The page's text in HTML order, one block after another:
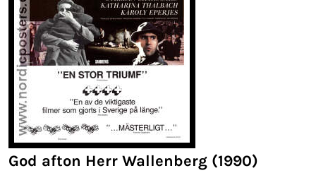
God afton Herr Wallenberg (1990)